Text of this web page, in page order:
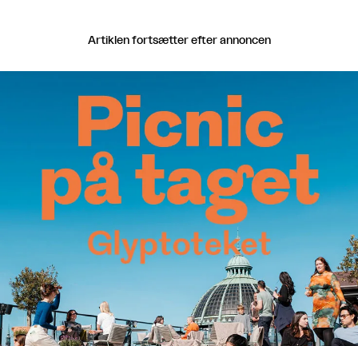
Artiklen fortsætter efter annoncen